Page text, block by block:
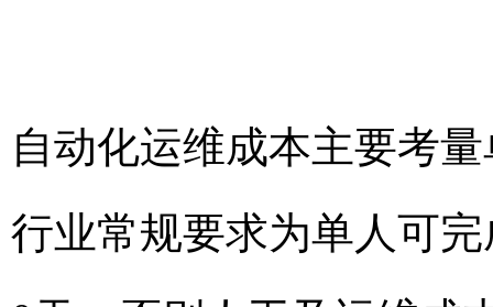
自动化运维成本主要考
行业常规要求为单人可